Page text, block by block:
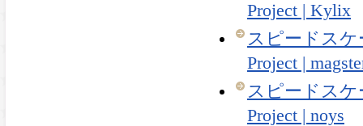
Project | Kylix
スピードス
Project |
スピードス
Project | noys